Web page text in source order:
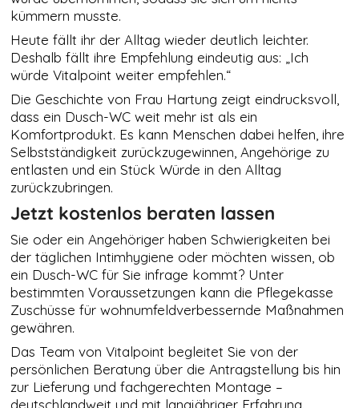
kümmern musste.
Heute fällt ihr der Alltag wieder deutlich leichter.
Deshalb fällt ihre Empfehlung eindeutig aus: „Ich
würde Vitalpoint weiter empfehlen.“
Die Geschichte von Frau Hartung zeigt eindrucksvoll,
dass ein Dusch-WC weit mehr ist als ein
Komfortprodukt. Es kann Menschen dabei helfen, ihre
Selbstständigkeit zurückzugewinnen, Angehörige zu
entlasten und ein Stück Würde in den Alltag
zurückzubringen.
Jetzt kostenlos beraten lassen
Sie oder ein Angehöriger haben Schwierigkeiten bei
der täglichen Intimhygiene oder möchten wissen, ob
ein Dusch-WC für Sie infrage kommt? Unter
bestimmten Voraussetzungen kann die Pflegekasse
Zuschüsse für wohnumfeldverbessernde Maßnahmen
gewähren.
Das Team von Vitalpoint begleitet Sie von der
persönlichen Beratung über die Antragstellung bis hin
zur Lieferung und fachgerechten Montage –
mit Zustimmung
sichtbar.
TRACKING &
MARKETING
COOKIES
Tracking-
Cookies sind
in Ihrem
Browser
abgelegte
Textdateien,
die Daten über
den Benutzer
und seinen
verwendeten
Browser
aufzeichnen
können, z. B.
die Aktionen
Webseite,
Surfaktivitäten,
geografischer
Standort, usw.